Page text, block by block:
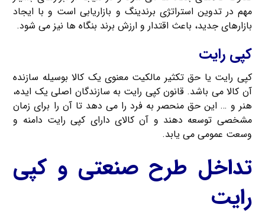
مهم در تدوین استراتژی برندینگ و بازاریابی است و با ایجاد
بازارهای جدید، باعث اقتدار و ارزش برند بنگاه ها نیز می شود.
کپی رایت
کپی رایت یا حق تکثیر مالکیت معنوی یک کالا بوسیله سازنده
آن کالا می باشد. قانون کپی رایت به سازندگان اصلی یک ایده،
هنر و … این حق منحصر به فرد را می دهد تا آن را برای زمان
مشخصی توسعه دهند و آن کالای دارای کپی رایت دامنه و
وسعت عمومی می یابد.
تداخل طرح صنعتی و کپی
رایت